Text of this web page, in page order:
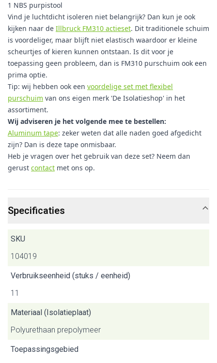
1 NBS purpistool
Vind je luchtdicht isoleren niet belangrijk? Dan kun je ook
kijken naar de Illbruck FM310 actieset. Dit traditionele schuim
is voordeliger, maar blijft niet elastisch waardoor er kleine
scheurtjes of kieren kunnen ontstaan. Is dit voor je
toepassing geen probleem, dan is FM310 purschuim ook een
prima optie.
Tip: wij hebben ook een voordelige set met flexibel
purschuim van ons eigen merk 'De Isolatieshop' in het
assortiment.
Wij adviseren je het volgende mee te bestellen:
Aluminum tape: zeker weten dat alle naden goed afgedicht
zijn? Dan is deze tape onmisbaar.
Heb je vragen over het gebruik van deze set? Neem dan
gerust contact met ons op.
Specificaties
SKU
104019
Verbruikseenheid (stuks / eenheid)
11
Materiaal (Isolatieplaat)
Polyurethaan prepolymeer
Toepassingsgebied